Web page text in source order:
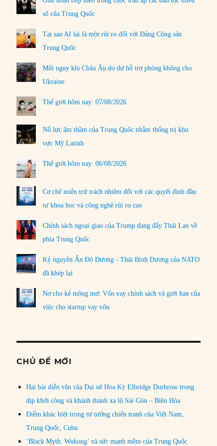
số của Trung Quốc
Tại sao AI lại là một rủi ro đối với Đảng Cộng sản
Trung Quốc
Mối nguy khi Châu Âu do dự hỗ trợ phòng không cho
Ukraine
Thế giới hôm nay: 07/08/2026
Nỗ lực âm thầm của Trung Quốc nhằm thống trị khu
vực Mỹ Latinh
Thế giới hôm nay: 06/08/2026
Cơ chế miễn trừ trách nhiệm đối với các quyết định đầu
tư khoa học và công nghệ rủi ro cao
Chính sách ngoại giao của Trump đang đẩy Thái Lan về
phía Trung Quốc
Kỷ nguyên Ấn Độ Dương - Thái Bình Dương của NATO
đã khép lại
Nợ cho kẻ mộng mơ: Vốn vay chính sách và giới hạn của
việc cho startup vay vốn
CHỦ ĐỀ MỚI
Hai bài diễn văn của Đại sứ Hoa Kỳ Elbridge Durbrow trong
dịp khởi công và khánh thành xa lộ Sài Gòn – Biên Hòa
Điểm khác biệt trong tư tưởng chiến tranh của Việt Nam,
Trung Quốc, Cuba
‘Black Myth: Wukong’ và sức mạnh mềm của Trung Quốc